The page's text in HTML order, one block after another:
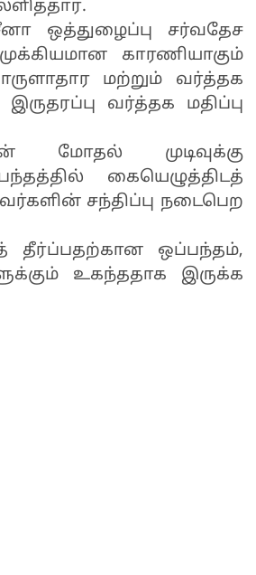
ஒத்துழைப்பு சர்வதேச
காரணியாகும்
மற்றும் வர்த்தக
வர்த்தக மதிப்பு
மோதல் முடிவுக்கு
கையெழுத்திடத்
சந்திப்பு நடைபெற
ஒப்பந்தம்,
உகந்ததாக இருக்க